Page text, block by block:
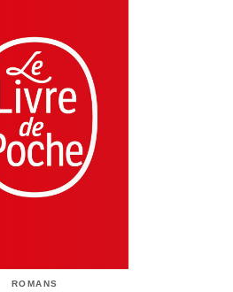
ROMANS